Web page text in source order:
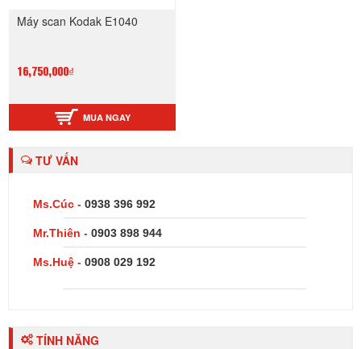
Máy scan Kodak E1040
16,750,000₫
MUA NGAY
TƯ VẤN
Ms.Cúc - 0938 396 992
Mr.Thiên - 0903 898 944
Ms.Huệ - 0908 029 192
TÍNH NĂNG